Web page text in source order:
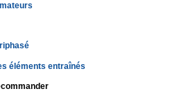
éléments entraînés